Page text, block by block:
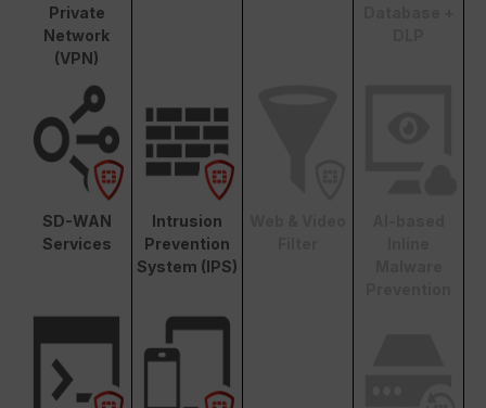
Private
Network
(VPN)
SD-WAN
Services
Intrusion
Prevention
System (IPS)